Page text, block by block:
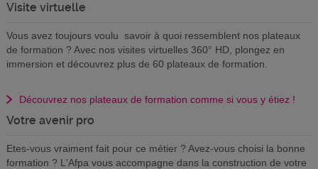
Visite virtuelle
Vous avez toujours voulu savoir à quoi ressemblent nos plateaux
de formation ? Avec nos visites virtuelles 360° HD, plongez en
immersion et découvrez plus de 60 plateaux de formation.
Découvrez nos plateaux de formation comme si vous y étiez !
Votre avenir pro
Etes-vous vraiment fait pour ce métier ? Avez-vous choisi la bonne
formation ? L'Afpa vous accompagne dans la construction de votre